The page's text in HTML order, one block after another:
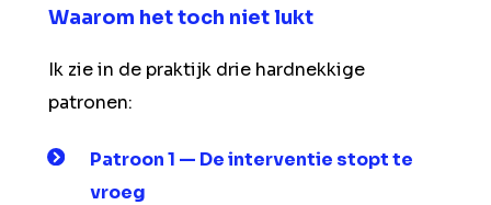
Waarom het toch niet lukt
Ik zie in de praktijk drie hardnekkige
patronen:
Patroon 1 — De interventie stopt te
vroeg